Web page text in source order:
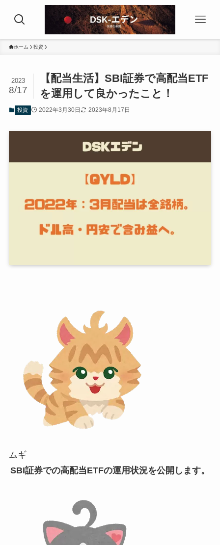
ホーム 投資
【配当生活】SBI証券で高配当ETF
を運用して良かったこと！
2023
8/17
投資 2022年3月30日 2023年8月17日
ムギ
SBI証券での高配当ETFの運用状況を公開します。